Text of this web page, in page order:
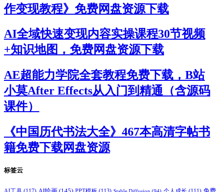
作变现教程》免费网盘资源下载
AI全域快速变现内容实操课程30节视频
+知识地图，免费网盘资源下载
AE超能力学院全套教程免费下载，B站
小莫After Effects从入门到精通（含源码
课件）
《中国历代书法大全》467本高清字帖书
籍免费下载网盘资源
标签云
Stable Diffusion (94)